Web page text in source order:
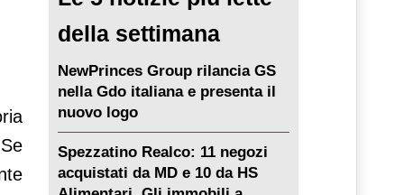
della settimana
NewPrinces Group rilancia GS
nella Gdo italiana e presenta il
nuovo logo
Spezzatino Realco: 11 negozi
acquistati da MD e 10 da HS